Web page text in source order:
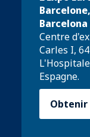
Barcelona
Centre
Carles I,
Espagne.